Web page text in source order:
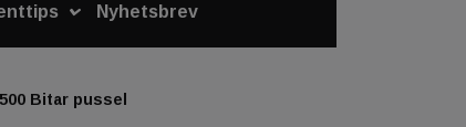
Nyhetsbrev
Bitar pussel